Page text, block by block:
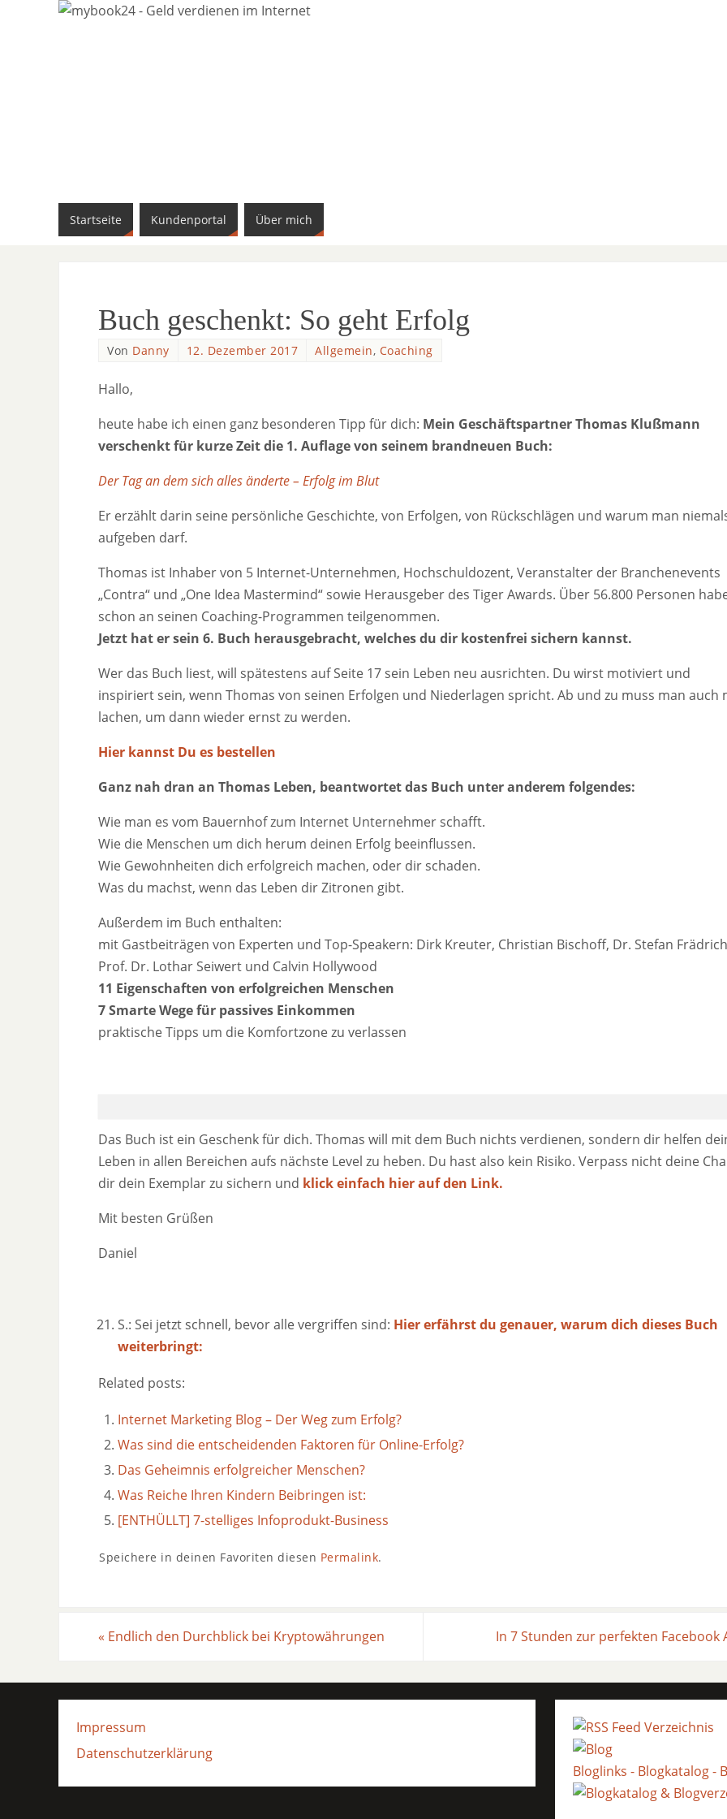
Startseite Kundenportal Über mich
Buch geschenkt: So geht Erfolg
Von Danny 12. Dezember 2017 Allgemein, Coaching
Hallo,
heute habe ich einen ganz besonderen Tipp für dich: Mein Geschäftspartner Thomas Klußmann
verschenkt für kurze Zeit die 1. Auflage von seinem brandneuen Buch:
Der Tag an dem sich alles änderte – Erfolg im Blut
Er erzählt darin seine persönliche Geschichte, von Erfolgen, von Rückschlägen und warum man
aufgeben darf.
Thomas ist Inhaber von 5 Internet-Unternehmen, Hochschuldozent, Veranstalter der Branchenevents
„Contra“ und „One Idea Mastermind“ sowie Herausgeber des Tiger Awards. Über 56.800 Personen
schon an seinen Coaching-Programmen teilgenommen.
Jetzt hat er sein 6. Buch herausgebracht, welches du dir kostenfrei sichern kannst.
Wer das Buch liest, will spätestens auf Seite 17 sein Leben neu ausrichten. Du wirst motiviert und
inspiriert sein, wenn Thomas von seinen Erfolgen und Niederlagen spricht. Ab und zu muss man auch
lachen, um dann wieder ernst zu werden.
Hier kannst Du es bestellen
Ganz nah dran an Thomas Leben, beantwortet das Buch unter anderem folgendes:
Wie man es vom Bauernhof zum Internet Unternehmer schafft.
Wie die Menschen um dich herum deinen Erfolg beeinflussen.
Wie Gewohnheiten dich erfolgreich machen, oder dir schaden.
Was du machst, wenn das Leben dir Zitronen gibt.
Außerdem im Buch enthalten:
mit Gastbeiträgen von Experten und Top-Speakern: Dirk Kreuter, Christian Bischoff, Dr. Stefan
Prof. Dr. Lothar Seiwert und Calvin Hollywood
11 Eigenschaften von erfolgreichen Menschen
7 Smarte Wege für passives Einkommen
praktische Tipps um die Komfortzone zu verlassen
Das Buch ist ein Geschenk für dich. Thomas will mit dem Buch nichts verdienen, sondern dir helfen
Leben in allen Bereichen aufs nächste Level zu heben. Du hast also kein Risiko. Verpass nicht deine
dir dein Exemplar zu sichern und klick einfach hier auf den Link.
Mit besten Grüßen
Daniel
S.: Sei jetzt schnell, bevor alle vergriffen sind: Hier erfährst du genauer, warum dich dieses Buch
weiterbringt:
Related posts:
Internet Marketing Blog – Der Weg zum Erfolg?
Was sind die entscheidenden Faktoren für Online-Erfolg?
Das Geheimnis erfolgreicher Menschen?
Was Reiche Ihren Kindern Beibringen ist:
[ENTHÜLLT] 7-stelliges Infoprodukt-Business
Speichere in deinen Favoriten diesen Permalink.
« Endlich den Durchblick bei Kryptowährungen In 7 Stunden zur perfekten Facebook
Impressum
Datenschutzerklärung
Bloglinks - Blogkatalog -